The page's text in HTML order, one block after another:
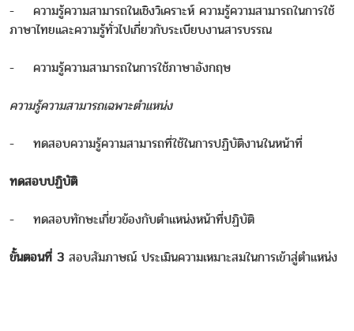
- ความรู้ความสามารถในเชิงวิเคราะห์ ความรู้ความสามารถในการใช้
ภาษาไทยและความรู้ทั่วไปเกี่ยวกับระเบียบงานสารบรรณ
- ความรู้ความสามารถในการใช้ภาษาอังกฤษ
ความรู้ความสามารถเฉพาะตำแหน่ง
- ทดสอบความรู้ความสามารถที่ใช้ในการปฏิบัติงานในหน้าที่
ทดสอบปฏิบัติ
- ทดสอบทักษะเกี่ยวข้องกับตำแหน่งหน้าที่ปฏิบัติ
ขั้นตอนที่ 3 สอบสัมภาษณ์ ประเมินความเหมาะสมในการเข้าสู่ตำแหน่ง